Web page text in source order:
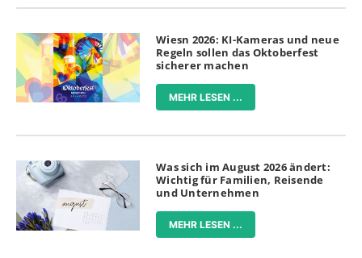
Wiesn 2026: KI-Kameras und neue
Regeln sollen das Oktoberfest
sicherer machen
MEHR LESEN ...
Was sich im August 2026 ändert:
Wichtig für Familien, Reisende
und Unternehmen
MEHR LESEN ...